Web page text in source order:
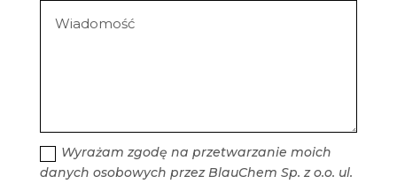
Wyrażam zgodę na przetwarzanie moich
danych osobowych przez BlauChem Sp. z o.o. ul.